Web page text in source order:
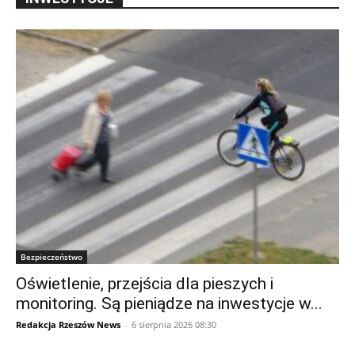
Bezpieczeństwo
Oświetlenie, przejścia dla pieszych i
monitoring. Są pieniądze na inwestycje w...
Redakcja Rzeszów News - 6 sierpnia 2026 08:30